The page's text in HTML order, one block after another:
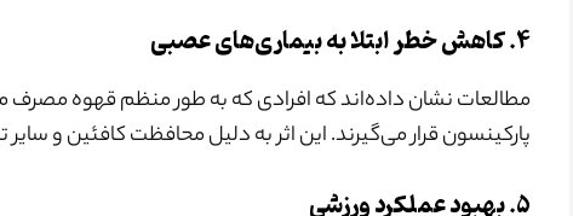
۴. کاهش خطر ابتلا به بیماری‌های عصبی
مطالعات نشان داده‌اند که افرادی که به طور منظم قهوه مصرف
پارکینسون قرار می‌گیرند. این اثر به دلیل محافظت کافئین و
۵. بهبود عملکرد ورزشی